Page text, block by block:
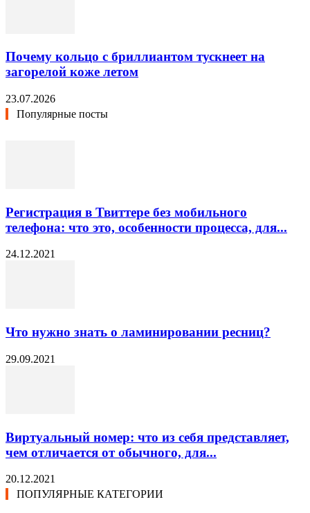
Почему кольцо с бриллиантом тускнеет на
загорелой коже летом
23.07.2026
Популярные посты
Регистрация в Твиттере без мобильного
телефона: что это, особенности процесса, для...
24.12.2021
Что нужно знать о ламинировании ресниц?
29.09.2021
Виртуальный номер: что из себя представляет,
чем отличается от обычного, для...
20.12.2021
ПОПУЛЯРНЫЕ КАТЕГОРИИ